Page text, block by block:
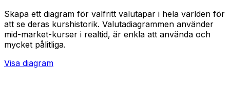
Skapa ett diagram för valfritt valutapar i hela världen för
att se deras kurshistorik. Valutadiagrammen använder
mid-market-kurser i realtid, är enkla att använda och
mycket pålitliga.
Visa diagram